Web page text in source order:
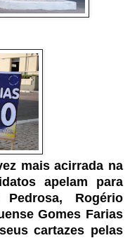
mais acirrada na
apelam para
Rogério
Gomes Farias
cartazes pelas